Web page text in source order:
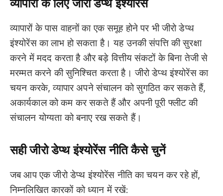
व्यापारों के लिए जीरो डेप्थ इंश्योरेंस
व्यापारों के पास वाहनों का एक समूह होने पर भी जीरो डेप्थ
इंश्योरेंस का लाभ हो सकता है। यह उनकी संपत्ति की सुरक्षा
करने में मदद करता है और बड़े वित्तीय संकटों के बिना तेजी से
मरम्मत करने की सुनिश्चित करता है। जीरो डेप्थ इंश्योरेंस का
चयन करके, व्यापार अपने संचालन को सुगठित कर सकते हैं,
अकार्यकाल को कम कर सकते हैं और अपनी पूरी फ्लीट की
संचालन योग्यता को बनाए रख सकते हैं।
सही जीरो डेप्थ इंश्योरेंस नीति कैसे चुनें
जब आप एक जीरो डेप्थ इंश्योरेंस नीति का चयन कर रहे हों,
निम्नलिखित कारकों को ध्यान में रखें: